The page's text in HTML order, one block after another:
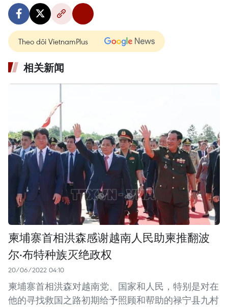
Theo dõi VietnamPlus
相关新闻
柬埔寨首相洪森感谢越南人民助柬推翻波
尔·布特种族灭绝政权
20/06/2022 04:10
柬埔寨首相洪森对越南党、国家和人民，特别是对在
他的寻找救国之路初期给予照顾和帮助的禄宁县九村